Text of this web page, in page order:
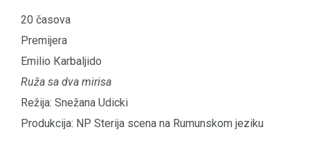
20 časova
Premijera
Emilio Кarbaljido
Ruža sa dva mirisa
Režija: Snežana Udicki
Produkcija: NP Sterija scena na Rumunskom jeziku